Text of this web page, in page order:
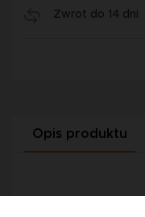
Zwrot do 14 dni
Opis produktu